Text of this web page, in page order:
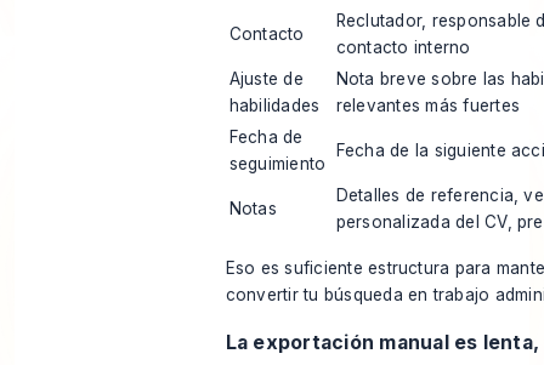
Contacto
Reclutador, responsable
contacto interno
Ajuste de
habilidades
Nota breve sobre las
relevantes más fuertes
Fecha de
seguimiento
Fecha de la siguiente
Notas
Detalles de referencia,
personalizada del CV,
Eso es suficiente estructura para
convertir tu búsqueda en trabajo
La exportación manual es